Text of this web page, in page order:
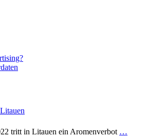
tritt in Litauen ein Aromenverbot …